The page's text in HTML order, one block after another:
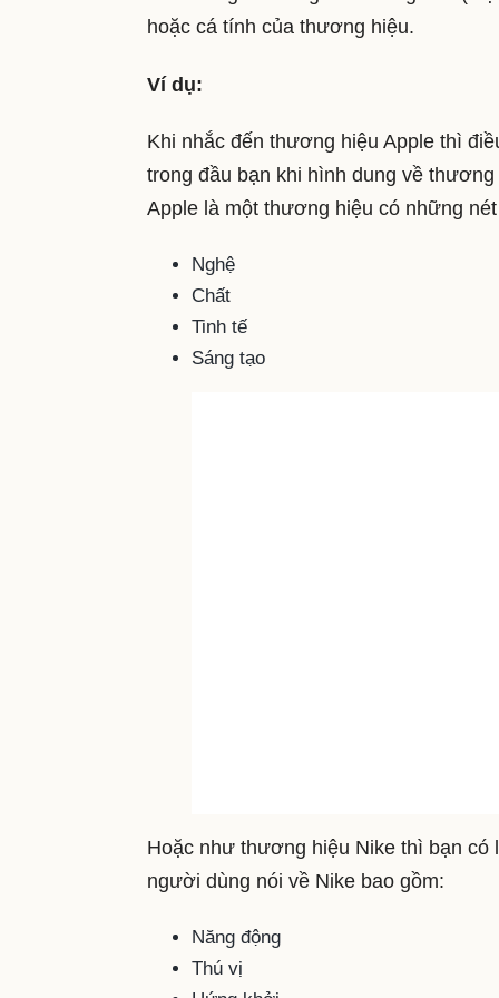
hoặc cá tính của thương hiệu.
Ví dụ:
Khi nhắc đến thương hiệu Apple thì
trong đầu bạn khi hình dung về
Apple là một thương hiệu có những
Nghệ
Chất
Tinh tế
Sáng tạo
Hoặc như thương hiệu Nike thì bạn
người dùng nói về Nike bao gồm:
Năng động
Thú vị